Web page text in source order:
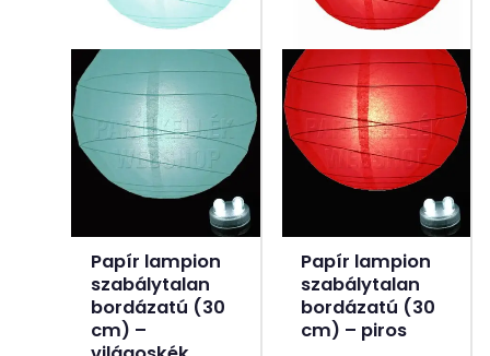
Papír lampion
szabálytalan
bordázatú (30
cm) –
Papír lampion
szabálytalan
bordázatú (30
cm) – piros